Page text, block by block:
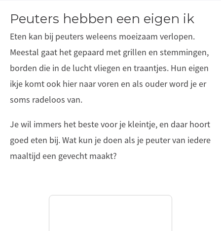
Peuters hebben een eigen ik
Eten kan bij peuters weleens moeizaam verlopen.
Meestal gaat het gepaard met grillen en stemmingen,
borden die in de lucht vliegen en traantjes. Hun eigen
ikje komt ook hier naar voren en als ouder word je er
soms radeloos van.
Je wil immers het beste voor je kleintje, en daar hoort
goed eten bij. Wat kun je doen als je peuter van iedere
maaltijd een gevecht maakt?